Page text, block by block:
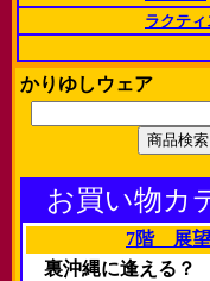
ラクテ
かりゆしウェア
お買い物カ
7階 展
裏沖縄に逢える？